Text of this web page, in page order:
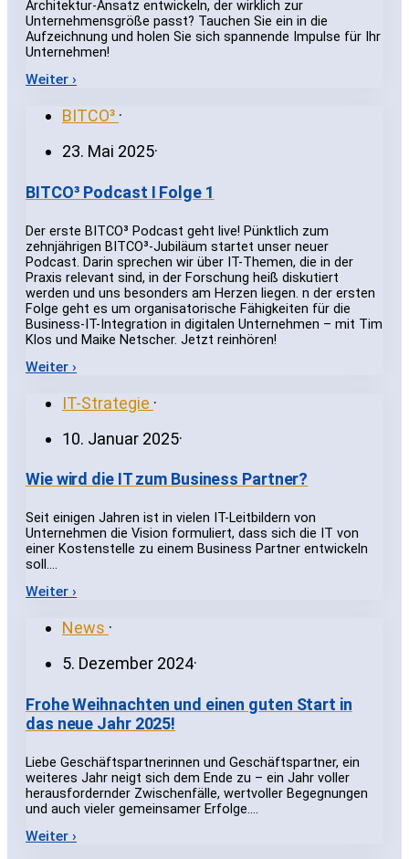
Architektur-Ansatz entwickeln, der wirklich zur
Unternehmensgröße passt? Tauchen Sie ein in die
Aufzeichnung und holen Sie sich spannende Impulse für Ihr
Unternehmen!
Weiter ›
BITCO³ ·
23. Mai 2025·
BITCO³ Podcast I Folge 1
Der erste BITCO³ Podcast geht live! Pünktlich zum
zehnjährigen BITCO³-Jubiläum startet unser neuer
Podcast. Darin sprechen wir über IT-Themen, die in der
Praxis relevant sind, in der Forschung heiß diskutiert
werden und uns besonders am Herzen liegen. n der ersten
Folge geht es um organisatorische Fähigkeiten für die
Business-IT-Integration in digitalen Unternehmen – mit Tim
Klos und Maike Netscher. Jetzt reinhören!
Weiter ›
IT-Strategie ·
10. Januar 2025·
Wie wird die IT zum Business Partner?
Seit einigen Jahren ist in vielen IT-Leitbildern von
Unternehmen die Vision formuliert, dass sich die IT von
einer Kostenstelle zu einem Business Partner entwickeln
soll.…
Weiter ›
News ·
5. Dezember 2024·
Frohe Weihnachten und einen guten Start in
das neue Jahr 2025!
Liebe Geschäftspartnerinnen und Geschäftspartner, ein
weiteres Jahr neigt sich dem Ende zu – ein Jahr voller
herausfordernder Zwischenfälle, wertvoller Begegnungen
und auch vieler gemeinsamer Erfolge.…
Weiter ›